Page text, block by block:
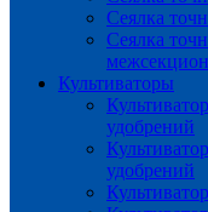
Сеялка
Сеялка
Культиваторы
удобрений
удобрений